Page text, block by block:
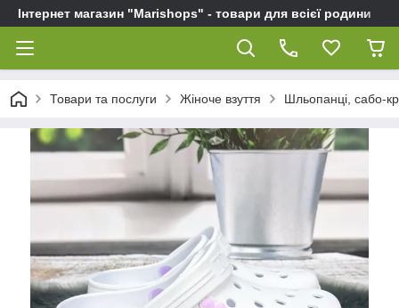
Інтернет магазин "Marishops" - товари для всієї родини
Товари та послуги Жіноче взуття Шльопанці, сабо-